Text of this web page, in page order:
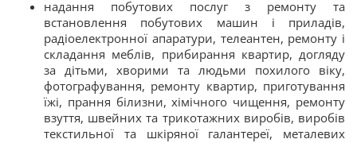
надання побутових послуг з ремонту та
встановлення побутових машин і приладів,
радіоелектронної апаратури, телеантен, ремонту і
складання меблів, прибирання квартир, догляду
за дітьми, хворими та людьми похилого віку,
фотографування, ремонту квартир, приготування
їжі, прання білизни, хімічного чищення, ремонту
взуття, швейних та трикотажних виробів, виробів
текстильної та шкіряної галантереї, металевих